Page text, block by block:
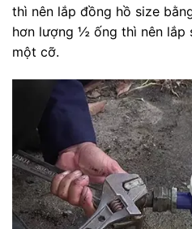
thì nên lắp đồng hồ size
hơn lượng ½ ống thì nên lắp
một cỡ.